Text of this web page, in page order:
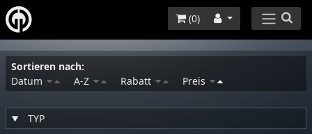
(0)
Sortieren nach:
Datum
A-Z Rabatt Preis
TYP